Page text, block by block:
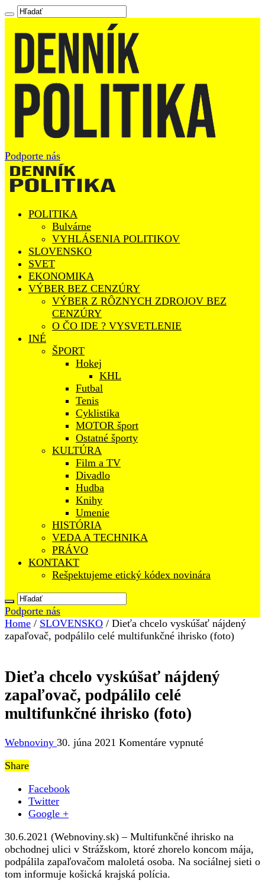
Podporte nás
POLITIKA
Bulvárne
VYHLÁSENIA POLITIKOV
SLOVENSKO
SVET
EKONOMIKA
VÝBER BEZ CENZÚRY
VÝBER Z RÔZNYCH ZDROJOV BEZ
CENZÚRY
O ČO IDE ? VYSVETLENIE
INÉ
ŠPORT
Hokej
KHL
Futbal
Tenis
Cyklistika
MOTOR šport
Ostatné športy
KULTÚRA
Film a TV
Divadlo
Hudba
Knihy
Umenie
HISTÓRIA
VEDA A TECHNIKA
PRÁVO
KONTAKT
Rešpektujeme etický kódex novinára
Podporte nás
Home / SLOVENSKO / Dieťa chcelo vyskúšať nájdený
zapaľovač, podpálilo celé multifunkčné ihrisko (foto)
Dieťa chcelo vyskúšať nájdený
zapaľovač, podpálilo celé
multifunkčné ihrisko (foto)
Webnoviny 30. júna 2021 Komentáre vypnuténa
multifunkčné
ihrisko
(foto)
Share
Facebook
Twitter
Google +
30.6.2021 (Webnoviny.sk) – Multifunkčné ihrisko na
obchodnej ulici v Strážskom, ktoré zhorelo koncom mája,
podpálila zapaľovačom maloletá osoba. Na sociálnej sieti o
tom informuje košická krajská polícia.